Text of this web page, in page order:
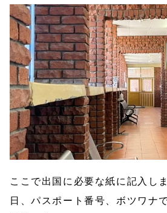
ここで出国に必要な紙に記入し
日、パスポート番号、ボツワナ